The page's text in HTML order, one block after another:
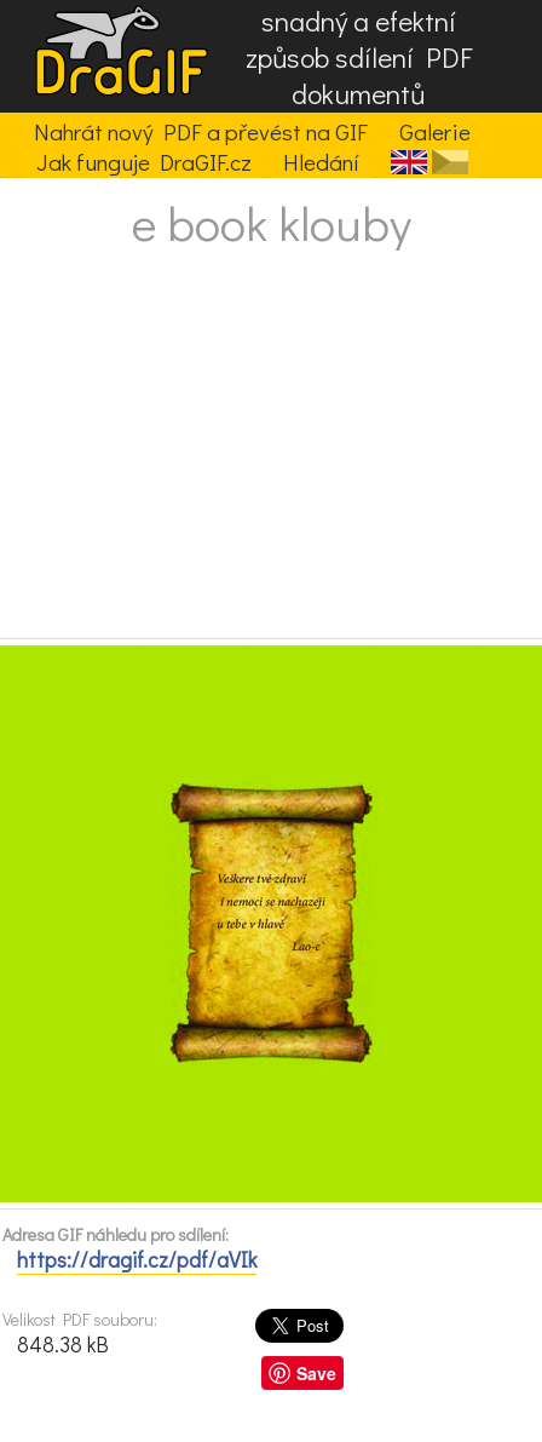
snadný a efektní
způsob sdílení PDF
dokumentů
Nahrát nový PDF a převést na GIF
Galerie
Jak funguje DraGIF.cz
Hledání
e book klouby
Adresa GIF náhledu pro sdílení:
https://dragif.cz/pdf/aVIk
Save
Velikost PDF souboru:
848.38 kB